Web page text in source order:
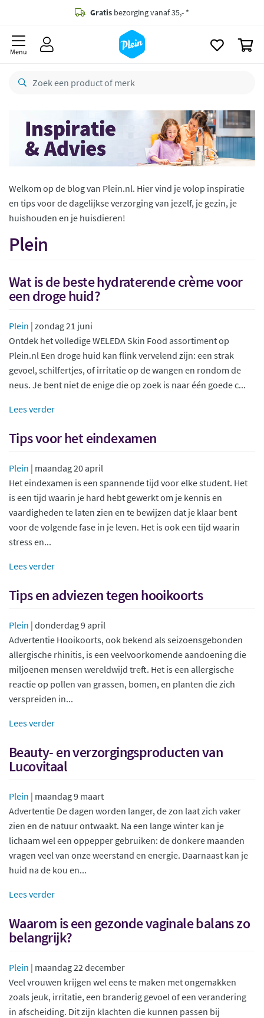
Gratis bezorging vanaf 35,- *
Bestelling uiterlijkzaterdag
retourneren
CO2 neutraal bezorgd
Betaal met Klarna
Menu
Welkom op de blog van Plein.nl. Hier vind je volop inspiratie
en tips voor de dagelijkse verzorging van jezelf, je gezin, je
huishouden en je huisdieren!
Plein
Wat is de beste hydraterende crème voor
een droge huid?
Plein | zondag 21 juni
Ontdek het volledige WELEDA Skin Food assortiment op
Plein.nl Een droge huid kan flink vervelend zijn: een strak
gevoel, schilfertjes, of irritatie op de wangen en rondom de
neus. Je bent niet de enige die op zoek is naar één goede c...
Lees verder
Tips voor het eindexamen
Plein | maandag 20 april
Het eindexamen is een spannende tijd voor elke student. Het
is een tijd waarin je hard hebt gewerkt om je kennis en
vaardigheden te laten zien en te bewijzen dat je klaar bent
voor de volgende fase in je leven. Het is ook een tijd waarin
stress en...
Lees verder
Tips en adviezen tegen hooikoorts
Plein | donderdag 9 april
Advertentie Hooikoorts, ook bekend als seizoensgebonden
allergische rhinitis, is een veelvoorkomende aandoening die
miljoenen mensen wereldwijd treft. Het is een allergische
reactie op pollen van grassen, bomen, en planten die zich
verspreiden in...
Lees verder
Beauty- en verzorgingsproducten van
Lucovitaal
Plein | maandag 9 maart
Advertentie De dagen worden langer, de zon laat zich vaker
zien en de natuur ontwaakt. Na een lange winter kan je
lichaam wel een oppepper gebruiken: de donkere maanden
vragen veel van onze weerstand en energie. Daarnaast kan je
huid na de kou en...
Lees verder
Waarom is een gezonde vaginale balans zo
belangrijk?
Plein | maandag 22 december
Veel vrouwen krijgen wel eens te maken met ongemakken
zoals jeuk, irritatie, een branderig gevoel of een verandering
in afscheiding. Dit zijn klachten die kunnen passen bij